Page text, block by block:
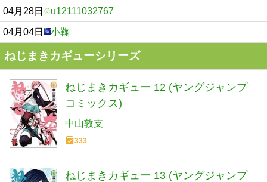
04月28日 u12111032767
04月04日 小鞠
ねじまきカギューシリーズ
ねじまきカギュー 12 (ヤングジャンプ
コミックス)
中山敦支
333
ねじまきカギュー 13 (ヤングジャンプ